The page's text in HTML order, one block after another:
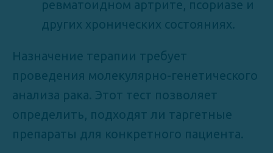
ревматоидном артрите, псориазе и
других хронических состояниях.
Назначение терапии требует
проведения молекулярно-генетического
анализа рака. Этот тест позволяет
определить, подходят ли таргетные
препараты для конкретного пациента.